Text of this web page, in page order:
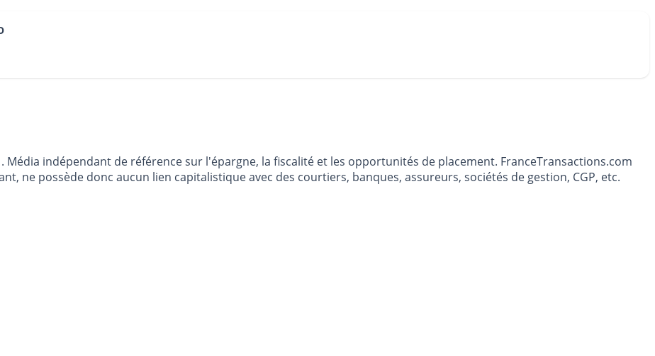
Média indépendant de référence sur l'épargne, la fiscalité et les opportunités de placement. FranceTransactions.com
ne possède donc aucun lien capitalistique avec des courtiers, banques, assureurs, sociétés de gestion, CGP, etc.